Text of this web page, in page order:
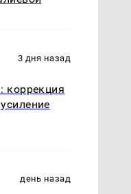
3 дня назад
коррекция
день назад